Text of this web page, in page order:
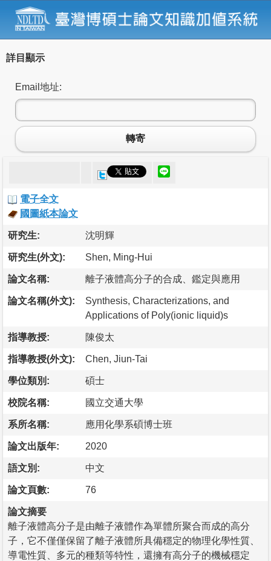
詳目顯示
Email地址:
轉寄
電子全文
國圖紙本論文
研究生: 沈明輝
研究生(外文): Shen, Ming-Hui
論文名稱: 離子液體高分子的合成、鑑定與應用
論文名稱(外文):
Synthesis, Characterizations, and
Applications of Poly(ionic liquid)s
指導教授: 陳俊太
指導教授(外文): Chen, Jiun-Tai
學位類別: 碩士
校院名稱: 國立交通大學
系所名稱: 應用化學系碩博士班
論文出版年: 2020
語文別: 中文
論文頁數: 76
論文摘要
離子液體高分子是由離子液體作為單體所聚合而成的高分
子，它不僅僅保留了離子液體所具備穩定的物理化學性質、
導電性質、多元的種類等特性，還擁有高分子的機械穩定